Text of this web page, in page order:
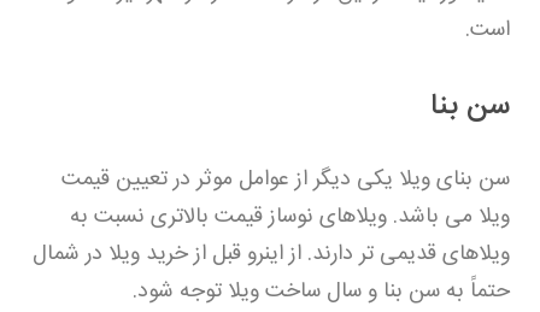
است.
سن بنا
سن بنای ویلا یکی دیگر از عوامل موثر در تعیین قیمت
ویلا می باشد. ویلاهای نوساز قیمت بالاتری نسبت به
ویلاهای قدیمی تر دارند. از اینرو قبل از خرید ویلا در شمال
حتماً به سن بنا و سال ساخت ویلا توجه شود.